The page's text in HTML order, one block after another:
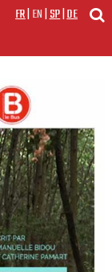
FR|EN|SP|DE